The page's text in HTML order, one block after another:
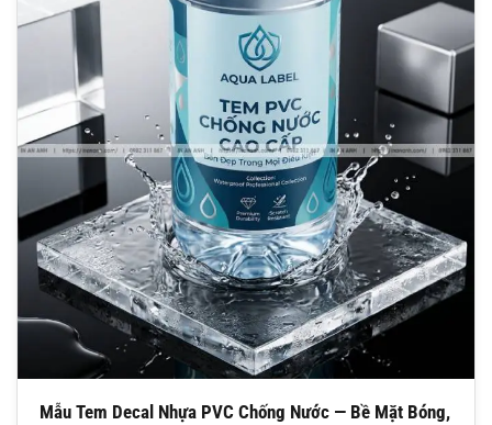
Mẫu Tem Decal Nhựa PVC Chống Nước — Bề Mặt Bóng,